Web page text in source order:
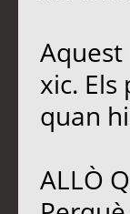
xic.
quan
ALLÒ